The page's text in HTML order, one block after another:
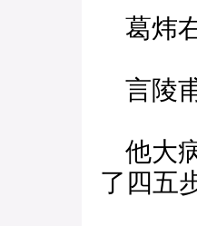
葛炜
言陵
他大
了四五